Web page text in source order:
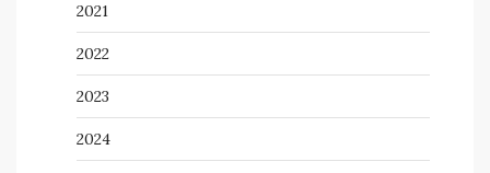
2021
2022
2023
2024